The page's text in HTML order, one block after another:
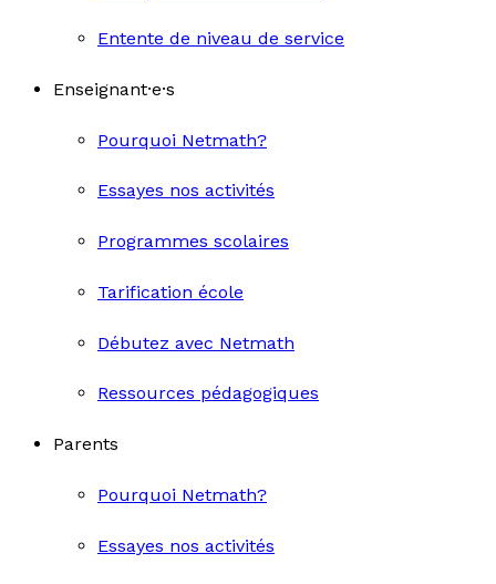
Entente de niveau de service
Enseignant·e·s
Pourquoi Netmath?
Essayes nos activités
Programmes scolaires
Tarification école
Débutez avec Netmath
Ressources pédagogiques
Parents
Pourquoi Netmath?
Essayes nos activités